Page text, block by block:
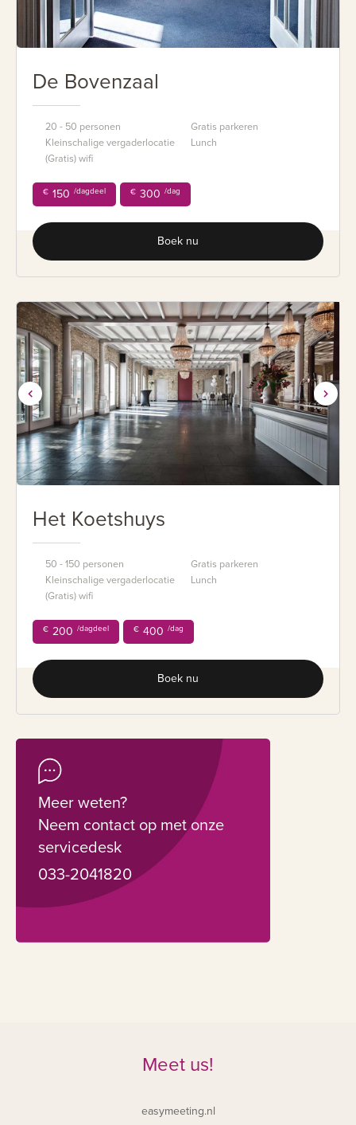
De Bovenzaal
20 - 50 personen
Kleinschalige vergaderlocatie
(Gratis) wifi
Gratis parkeren
Lunch
€ 150 /dagdeel € 300 /dag
Boek nu
Het Koetshuys
50 - 150 personen
Kleinschalige vergaderlocatie
(Gratis) wifi
Gratis parkeren
Lunch
€ 200 /dagdeel € 400 /dag
Boek nu
Meer weten?
Neem contact op met onze
servicedesk
033-2041820
Meet us!
easymeeting.nl